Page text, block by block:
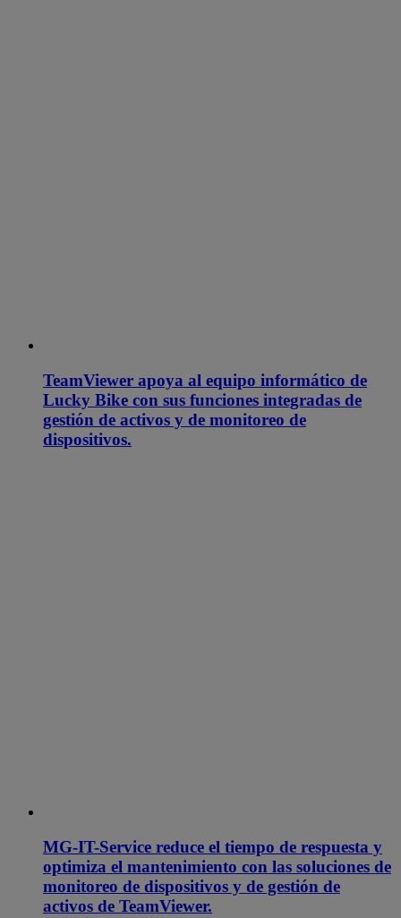
TeamViewer apoya al equipo informático de
Lucky Bike con sus funciones integradas de
gestión de activos y de monitoreo de
dispositivos.
MG-IT-Service reduce el tiempo de respuesta y
optimiza el mantenimiento con las soluciones de
monitoreo de dispositivos y de gestión de
activos de TeamViewer.